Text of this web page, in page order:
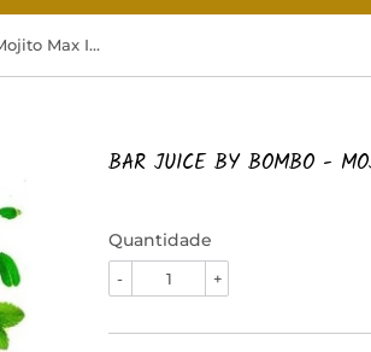
Bar Juice by Bombo - Mojito Max Ice 24ml/120ml Aroma Longfill
BAR JUICE BY BOMBO -
Quantidade
+
-